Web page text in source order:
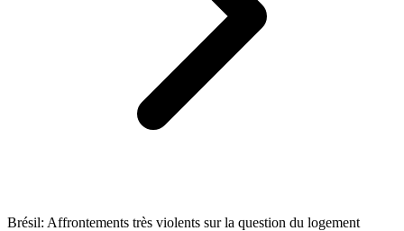
Brésil: Affrontements très violents sur la question du logement